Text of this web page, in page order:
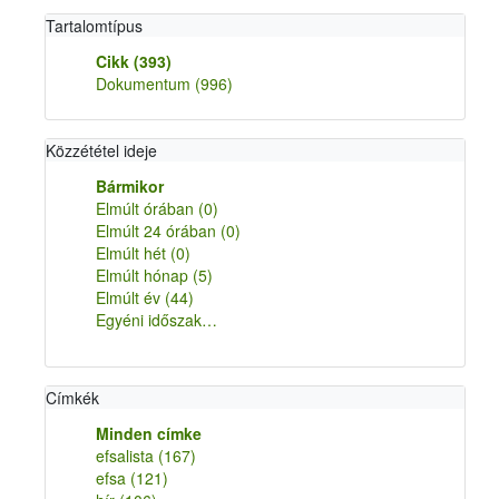
Tartalomtípus
Cikk (393)
Dokumentum (996)
Közzététel ideje
Bármikor
Elmúlt órában (0)
Elmúlt 24 órában (0)
Elmúlt hét (0)
Elmúlt hónap (5)
Elmúlt év (44)
Egyéni időszak…
Címkék
Minden címke
efsalista (167)
efsa (121)